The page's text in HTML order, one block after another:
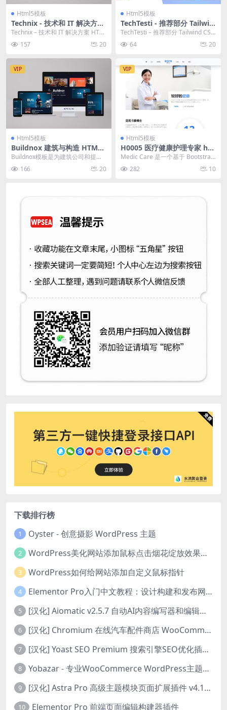
Html5模板
Technix - 技术和 IT 解决方案
HTML 模板
Technix – 技术和 IT 解决方案 HTM
157 20
Html5模板
TechTesti - 推荐部分 Tailwin
d CSS 3 HTML 模板
TechTesti – 推荐部分 Tailwind CSS
64 20
VIP
Html5模板
Buildnox 建筑与构造 HTML
Templarte
Buildnox模板是为建筑公司和提供
建筑服务的公司设计的。等。它具
有100%响...
166 20
VIP
Html5模板
H0005 医疗健康护理专家 ht
ml 单页网站模板
Medic Care 是一个基于 Bootstrap
282 10
下载排行榜
1 Oyster - 创意摄影 WordPress 主题
2 WordPress美化网站添加鼠标点击烟花绽放效果代码
3 WordPress如何给网站添加自定义鼠标指针
4 Elementor Pro入门中文教程：设计构建和发布网站
5 [汉化] Aiomatic v2.5.7 自动AI内容编写器和编辑器GPT-3和GPT-4等AI工具包
6 [汉化] Chromium 在线汽车配件商店 WooCommerce 主题 v1.3.28
7 [汉化] Yoast SEO Premium 搜索引擎SEO优化插件+全套扩展附件
8 Yobazar - 专业WooCommerce WordPress主题，助力在线商店
9 [汉化] Astra Pro 高级主题模块页面扩展插件 v4.11.6
10 Elementor Pro 前端页面编辑构建器插件